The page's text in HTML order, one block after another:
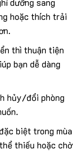
hoặc thích trải
thì thuận tiện
bạn dễ dàng
hủy/đổi phòng
biệt trong mùa
thiếu hoặc chờ